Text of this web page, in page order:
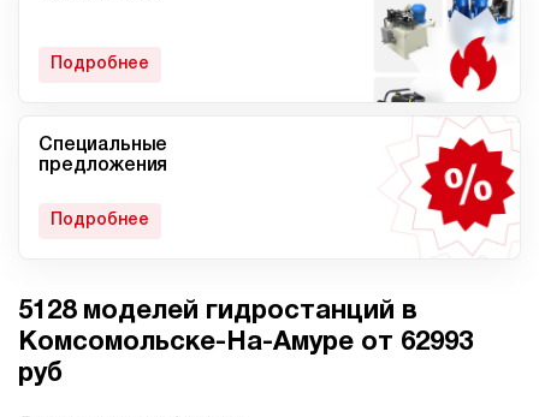
Компактные гидростанции
Мобильные гидростанции Гидростанции с ДВС
Гидростанции с
пневмоприводом
Гидростанции высокого
давления c электроприводом
Подробнее
Специальные
предложения
Подробнее
5128 моделей гидростанций в
Комсомольске-На-Амуре от 62993
руб